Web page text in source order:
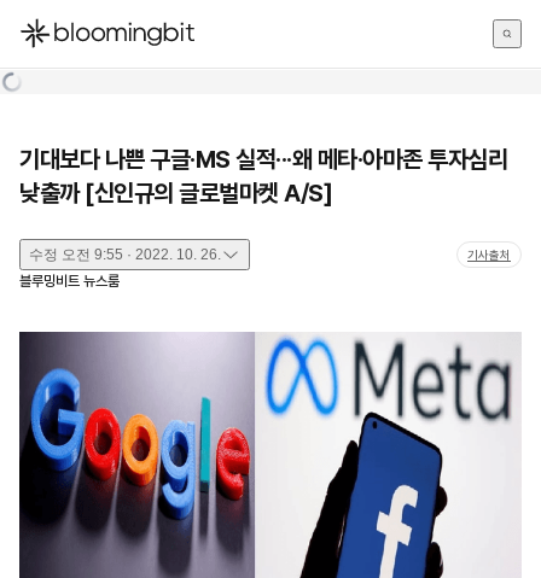
한국어
기대보다 나쁜 구글·MS 실적···왜 메타·아마존 투자심리
낮출까 [신인규의 글로벌마켓 A/S]
수정 오전 9:55 · 2022. 10. 26. 기사출처
블루밍비트 뉴스룸